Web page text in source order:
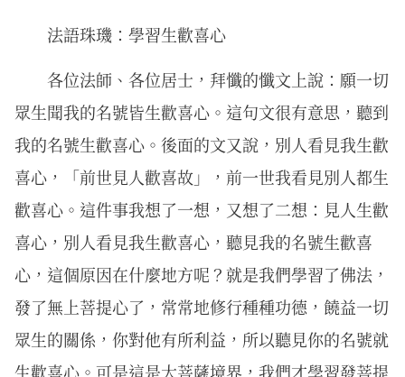
法語珠璣：學習生歡喜心
各位法師、各位居士，拜懺的懺文上說：願一切
眾生聞我的名號皆生歡喜心。這句文很有意思，聽到
我的名號生歡喜心。後面的文又說，別人看見我生歡
喜心，「前世見人歡喜故」，前一世我看見別人都生
歡喜心。這件事我想了一想，又想了二想：見人生歡
喜心，別人看見我生歡喜心，聽見我的名號生歡喜
心，這個原因在什麼地方呢？就是我們學習了佛法，
發了無上菩提心了，常常地修行種種功德，饒益一切
眾生的關係，你對他有所利益，所以聽見你的名號就
生歡喜心。可是這是大菩薩境界，我們才學習發菩提